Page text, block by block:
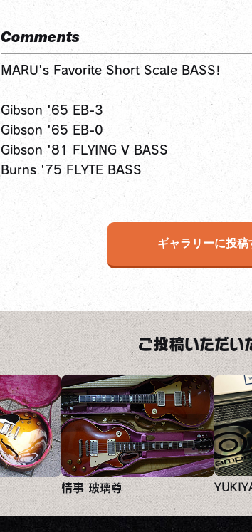
Comments
MARU's Favorite Short Scale BASS!
Gibson '65 EB-3
Gibson '65 EB-0
Gibson '81 FLYING V BASS
Burns '75 FLYTE BASS
ギャラリーに投稿
ご投稿いただい
情事 玻璃尊